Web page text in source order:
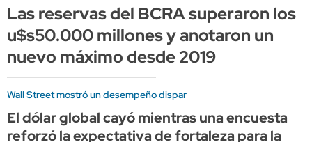
Las reservas del BCRA superaron los
u$s50.000 millones y anotaron un
nuevo máximo desde 2019
Wall Street mostró un desempeño dispar
El dólar global cayó mientras una encuesta
reforzó la expectativa de fortaleza para la